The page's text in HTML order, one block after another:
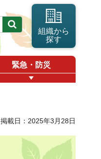
組織から
探す
緊急・防災
掲載日：2025年3月28日